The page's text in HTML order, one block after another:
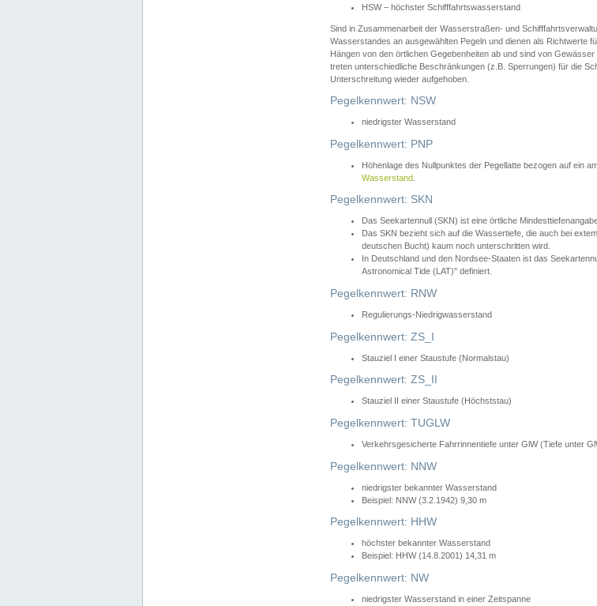
HSW – höchster Schifffahrtswasserstand
Sind in Zusammenarbeit der Wasserstraßen- und
Wasserstandes an ausgewählten Pegeln und dienen als Richtwerte
Hängen von den örtlichen Gegebenheiten ab und sind von
treten unterschiedliche Beschränkungen (z.B. Sperrungen) für die
Unterschreitung wieder aufgehoben.
Pegelkennwert: NSW
niedrigster Wasserstand
Pegelkennwert: PNP
Höhenlage des Nullpunktes der Pegellatte bezogen auf ein
Wasserstand
Pegelkennwert: SKN
Das Seekartennull (SKN) ist eine örtliche
Das SKN bezieht sich auf die Wassertiefe, die auch bei
deutschen Bucht) kaum noch unterschritten wird.
In Deutschland und den Nordsee-Staaten ist das
Astronomical Tide (LAT)" definiert.
Pegelkennwert: RNW
Regulierungs-Niedrigwasserstand
Pegelkennwert: ZS_I
Stauziel I einer Staustufe (Normalstau)
Pegelkennwert: ZS_II
Stauziel II einer Staustufe (Höchststau)
Pegelkennwert: TUGLW
Verkehrsgesicherte Fahrrinnentiefe unter GlW (Tiefe unter
Pegelkennwert: NNW
niedrigster bekannter Wasserstand
Beispiel: NNW (3.2.1942) 9,30 m
Pegelkennwert: HHW
höchster bekannter Wasserstand
Beispiel: HHW (14.8.2001) 14,31 m
Pegelkennwert: NW
niedrigster Wasserstand in einer Zeitspanne